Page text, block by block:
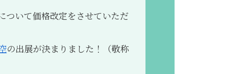
ついて価格改定をさせていただ
の出展が決まりました！（敬称